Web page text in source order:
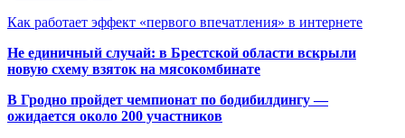
Как работает эффект «первого впечатления» в интернете
Не единичный случай: в Брестской области вскрыли
новую схему взяток на мясокомбинате
В Гродно пройдет чемпионат по бодибилдингу —
ожидается около 200 участников